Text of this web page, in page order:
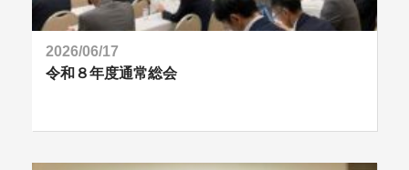
2026/06/17
令和８年度通常総会